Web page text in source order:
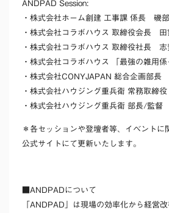
ANDPAD Session:
・株式会社ホーム創建 工事課 係長 磯
・株式会社コラボハウス 取締役会長 田
・株式会社コラボハウス 取締役社長 志
・株式会社コラボハウス 「最強の雑用
・株式会社CONYJAPAN 総合企画部長
・株式会社ハウジング重兵衛 常務取締
・株式会社ハウジング重兵衛 部長/監
＊各セッションや登壇者等、イベントに
公式サイトにて更新いたします。
■ANDPADについて
「ANDPAD」は現場の効率化から経営